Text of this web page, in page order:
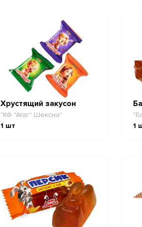
Хрустящий закусон
"КФ "Атаг" Шексна"
1 шт
1